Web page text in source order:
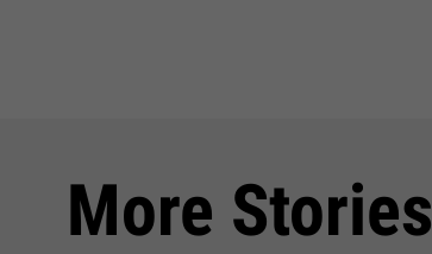
More Stories